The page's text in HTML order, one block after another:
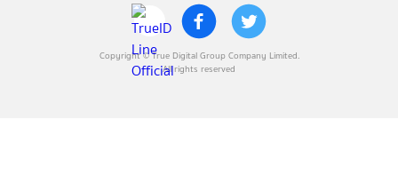
Copyright © True Digital Group Company Limited.
All rights reserved